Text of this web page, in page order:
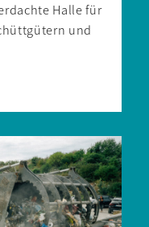
Halle für
und